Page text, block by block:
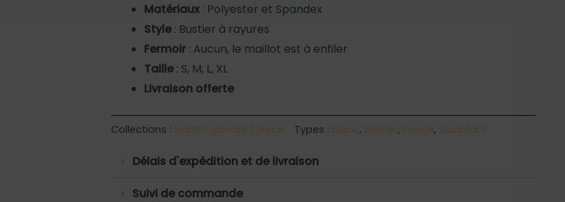
Matériaux : Polyester et Spandex
Style: Bustier à rayures
Fermoir : Aucun, le maillot est à enfiler
Taille: S, M, L, XL
Livraison offerte
Collections : Maillot gainant 1 piece Types : Blanc, Bustier , Rouge, Sculptant
Délais d'expédition et de livraison
Suivi de commande